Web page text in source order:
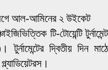
আল-আমিনের ২ উইকেট
টি-টোয়েন্টি টুর্নামেন্ট
দ্বিতীয় দিন মাঠে